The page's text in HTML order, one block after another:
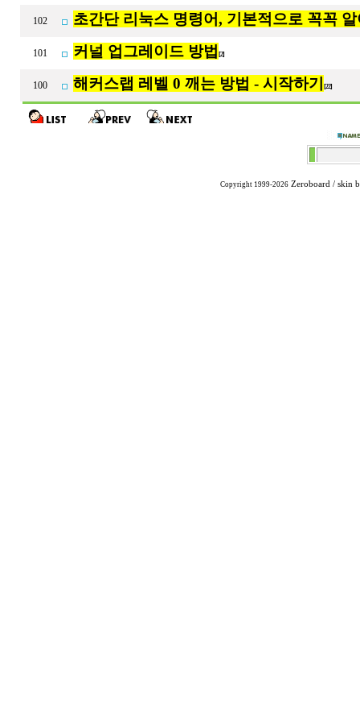
102 초간단 리눅스 명령어, 기본적으로 꼭꼭
101 커널 업그레이드 방법 [2]
100 해커스랩 레벨 0 깨는 방법 - 시작하기 [22]
Copyright 1999-2026 Zeroboard / skin